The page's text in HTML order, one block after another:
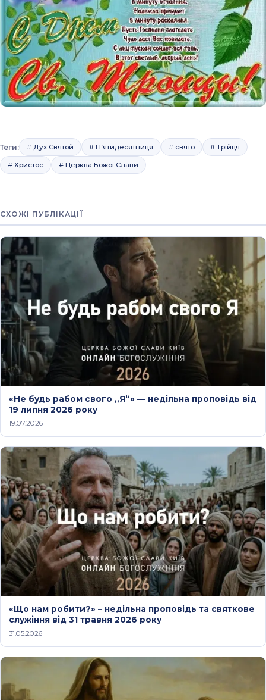
Теги: # Дух Святой # П’ятидесятниця # свято # Трійця
# Христос # Церква Божої Слави
СХОЖІ ПУБЛІКАЦІЇ
«Не будь рабом свого „Я“» — недільна проповідь від
19 липня 2026 року
19.07.2026
«Що нам робити?» – недільна проповідь та святкове
служіння від 31 травня 2026 року
31.05.2026